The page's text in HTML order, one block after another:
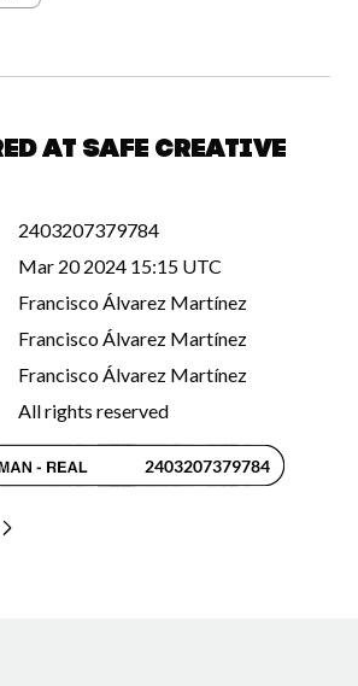
at Safe Creative
2403207379784
Mar 20 2024 15:15 UTC
Francisco Álvarez Martínez
Francisco Álvarez Martínez
Francisco Álvarez Martínez
All rights reserved